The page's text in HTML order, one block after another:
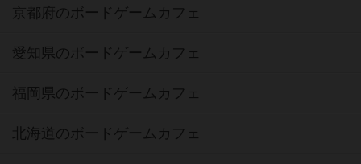
京都府のボードゲームカフェ
愛知県のボードゲームカフェ
福岡県のボードゲームカフェ
北海道のボードゲームカフェ